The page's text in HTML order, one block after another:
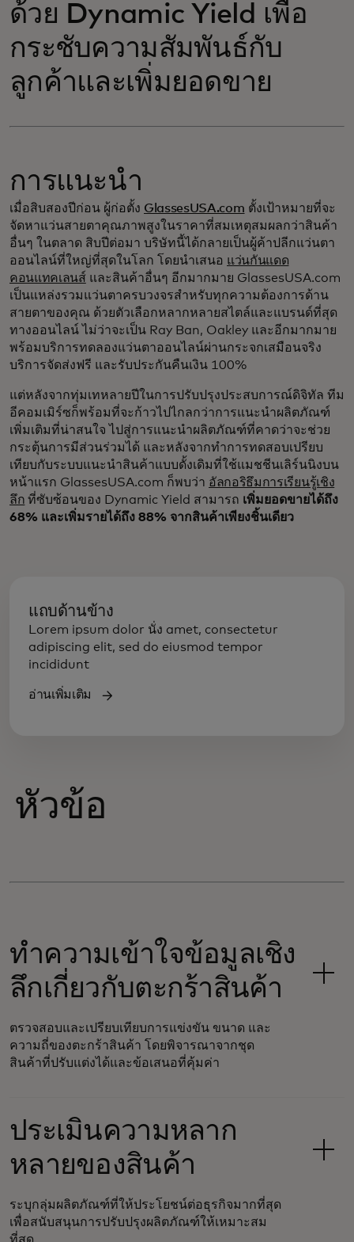
ด้วย Dynamic Yield เพื่อ
กระชับความสัมพันธ์กับ
ลูกค้าและเพิ่มยอดขาย
การแนะนำ
เมื่อสิบสองปีก่อน ผู้ก่อตั้ง GlassesUSA.com ตั้งเป้าหมายที่จะ
จัดหาแว่นสายตาคุณภาพสูงในราคาที่สมเหตุสมผลกว่าสินค้า
อื่นๆ ในตลาด สิบปีต่อมา บริษัทนี้ได้กลายเป็นผู้ค้าปลีกแว่นตา
ออนไลน์ที่ใหญ่ที่สุดในโลก โดยนำเสนอ แว่นกันแดด
คอนแทคเลนส์ และสินค้าอื่นๆ อีกมากมาย GlassesUSA.com
เป็นแหล่งรวมแว่นตาครบวงจรสำหรับทุกความต้องการด้าน
สายตาของคุณ ด้วยตัวเลือกหลากหลายสไตล์และแบรนด์ที่สุด
ทางออนไลน์ ไม่ว่าจะเป็น Ray Ban, Oakley และอีกมากมาย
พร้อมบริการทดลองแว่นตาออนไลน์ผ่านกระจกเสมือนจริง
บริการจัดส่งฟรี และรับประกันคืนเงิน 100%
แต่หลังจากทุ่มเทหลายปีในการปรับปรุงประสบการณ์ดิจิทัล ทีม
อีคอมเมิร์ซก็พร้อมที่จะก้าวไปไกลกว่าการแนะนำผลิตภัณฑ์
เพิ่มเติมที่น่าสนใจ ไปสู่การแนะนำผลิตภัณฑ์ที่คาดว่าจะช่วย
กระตุ้นการมีส่วนร่วมได้ และหลังจากทำการทดสอบเปรียบ
เทียบกับระบบแนะนำสินค้าแบบดั้งเดิมที่ใช้แมชชีนเลิร์นนิงบน
หน้าแรก GlassesUSA.com ก็พบว่า อัลกอริธึมการเรียนรู้เชิง
ลึก ที่ซับซ้อนของ Dynamic Yield สามารถ เพิ่มยอดขายได้ถึง
68% และเพิ่มรายได้ถึง 88% จากสินค้าเพียงชิ้นเดียว
แถบด้านข้าง
Lorem ipsum dolor นั่ง amet, consectetur
adipiscing elit, sed do eiusmod tempor
incididunt
อ่านเพิ่มเติม
หัวข้อ
ทำความเข้าใจข้อมูลเชิง
ลึกเกี่ยวกับตะกร้าสินค้า
ตรวจสอบและเปรียบเทียบการแข่งขัน ขนาด และ
ความถี่ของตะกร้าสินค้า โดยพิจารณาจากชุด
สินค้าที่ปรับแต่งได้และข้อเสนอที่คุ้มค่า
ประเมินความหลาก
หลายของสินค้า
ระบุกลุ่มผลิตภัณฑ์ที่ให้ประโยชน์ต่อธุรกิจมากที่สุด
เพื่อสนับสนุนการปรับปรุงผลิตภัณฑ์ให้เหมาะสม